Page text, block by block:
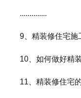
..............
9、精装修住宅施
10、如何做好精装
11、精装修住宅的